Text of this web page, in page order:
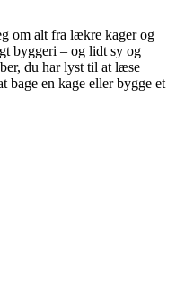
om alt fra lækre kager og
byggeri – og lidt sy og
du har lyst til at læse
bage en kage eller bygge et